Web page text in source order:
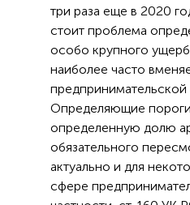
три раза еще в 2020
стоит проблема
особо крупного
наиболее часто
предпринимательской
Определяющие
определенную долю
обязательного
актуально и для
сфере